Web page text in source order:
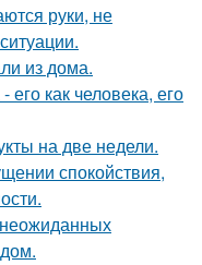
руки, не
из дома.
как человека, его
на две недели.
спокойствия,